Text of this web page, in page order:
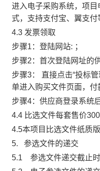
进入电子采购系统，项
式，支持支付宝、翼支付
4.3 发票领取
步骤1 ：登陆网站: ；
步骤2 ：首次登陆网址的
步骤3： 直接点击“投标管
单进入购买文件页面，付
步骤4：供应商登录系统
4.4 比选文件每套售价300
4.5本项目比选文件纸质
5.
参选文件的递交
5.1
参选文件递交截止